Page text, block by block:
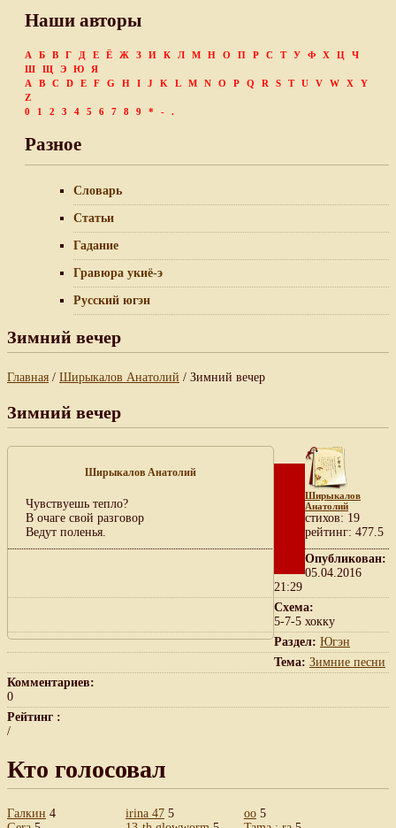
Наши авторы
А Б В Г Д Е Ё Ж З И К Л М Н О П Р С Т У Ф Х Ц
Ч
Ш
Щ Э Ю
Я
A
B C D E F G H I J K L M N O P Q R S T U V W X
Y
Z
0
1 2 3 4 5 6 7 8 9 * - .
Разное
Словарь
Статьи
Гадание
Гравюра укиё-э
Русский югэн
Зимний вечер
Главная / Ширыкалов Анатолий / Зимний вечер
Зимний вечер
Ширыкалов Анатолий
Чувствуешь тепло?
В очаге свой разговор
Ведут поленья.
Ширыкалов
Анатолий
cтихов: 19
рейтинг: 477.5
Опубликован:
05.04.2016
21:29
Схема:
5-7-5 хокку
Раздел: Югэн
Тема: Зимние песни
Комментариев:
0
Рейтинг :
/
Кто голосовал
Галкин 4
irina 475
oo5